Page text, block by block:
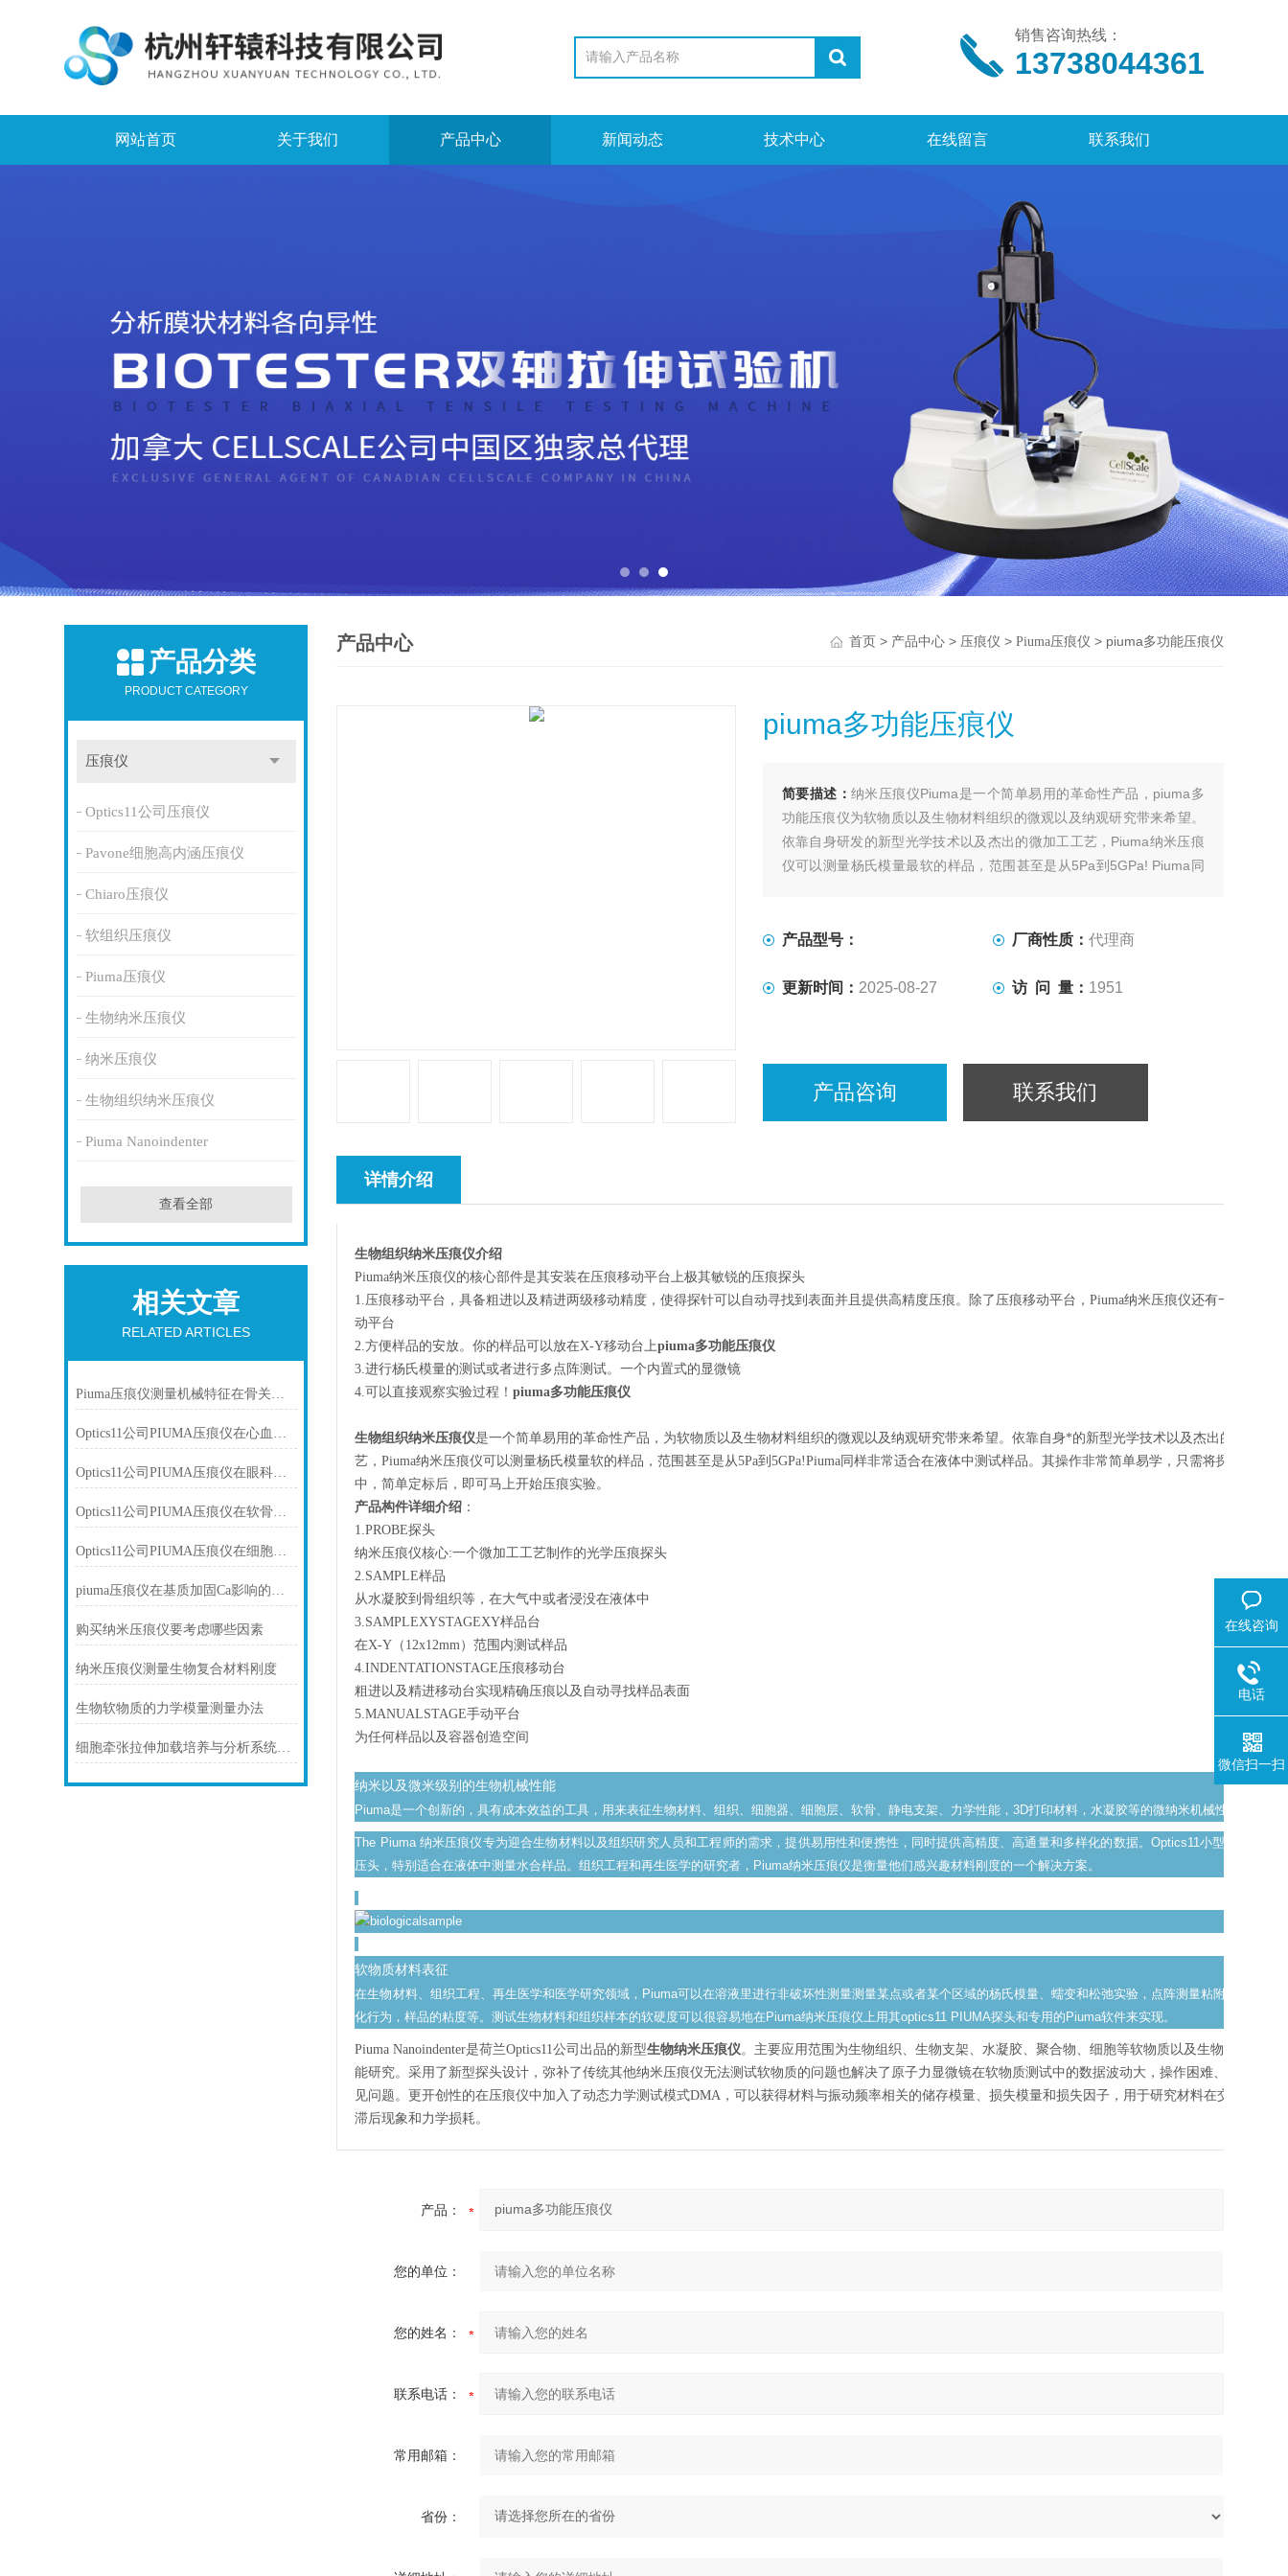
销售咨询热线：
13738044361
网站首页 关于我们 产品中心 新闻动态 技术中心 在线留言 联系我们
产品分类
PRODUCT CATEGORY
压痕仪
Optics11公司压痕仪
Pavone细胞高内涵压痕仪
Chiaro压痕仪
软组织压痕仪
Piuma压痕仪
生物纳米压痕仪
纳米压痕仪
生物组织纳米压痕仪
Piuma Nanoindenter
查看全部
相关文章
RELATED ARTICLES
Piuma压痕仪测量机械特征在骨关节炎、纤维化和癌症的诊断中发挥作用。
Optics11公司PIUMA压痕仪在心血管研究中的应用
Optics11公司PIUMA压痕仪在眼科学研究中的应用
Optics11公司PIUMA压痕仪在软骨研究中的应用
Optics11公司PIUMA压痕仪在细胞研究中的应用
piuma压痕仪在基质加固Ca影响的体外模型分离的大鼠心肌细胞肌脂肪
购买纳米压痕仪要考虑哪些因素
纳米压痕仪测量生物复合材料刚度
生物软物质的力学模量测量办法
细胞牵张拉伸加载培养与分析系统与三维细胞（组织）牵引拉伸加载培养与分析
产品中心 首页> 产品中心> 压痕仪 > Piuma压痕仪 > piuma多功能压痕仪
piuma多功能压痕仪
简要描述： 纳米压痕仪Piuma是一个简单易用的革命性产品，piuma多
功能压痕仪为软物质以及生物材料组织的微观以及纳观研究带来希望。
依靠自身研发的新型光学技术以及杰出的微加工工艺，Piuma纳米压痕
仪可以测量杨氏模量最软的样品，范围甚至是从5Pa到5GPa! Piuma同
产品型号： 厂商性质：代理商
更新时间： 2025-08-27 访 问 量： 1951
产品咨询 联系我们
详情介绍
生物组织纳米压痕仪介绍
Piuma纳米压痕仪的核心部件是其安装在压痕移动平台上极其敏锐的压痕探头
1.压痕移动平台，具备粗进以及精进两级移动精度，使得探针可以自动寻找到表面并且提供高精度压痕。除了压痕移动平台，Piuma纳米压痕仪还有一个手动
动平台
2.方便样品的安放。你的样品可以放在X-Y移动台上piuma多功能压痕仪
3.进行杨氏模量的测试或者进行多点阵测试。一个内置式的显微镜
4.可以直接观察实验过程！piuma多功能压痕仪
生物组织纳米压痕仪是一个简单易用的革命性产品，为软物质以及生物材料组织的微观以及纳观研究带来希望。依靠自身*的新型光学技术以及杰出的微加工工
艺，Piuma纳米压痕仪可以测量杨氏模量软的样品，范围甚至是从5Pa到5GPa!Piuma同样非常适合在液体中测试样品。其操作非常简单易学，只需将探头插入仪
中，简单定标后，即可马上开始压痕实验。
产品构件详细介绍 ：
1.PROBE探头
纳米压痕仪核心:一个微加工工艺制作的光学压痕探头
2.SAMPLE样品
从水凝胶到骨组织等，在大气中或者浸没在液体中
3.SAMPLEXYSTAGEXY样品台
在X-Y（12x12mm）范围内测试样品
4.INDENTATIONSTAGE压痕移动台
粗进以及精进移动台实现精确压痕以及自动寻找样品表面
5.MANUALSTAGE手动平台
为任何样品以及容器创造空间
纳米以及微米级别的生物机械性能
Piuma是一个创新的，具有成本效益的工具，用来表征生物材料、组织、细胞器、细胞层、软骨、静电支架、力学性能，3D打印材料，水凝胶等的微纳米机械性能。
The Piuma 纳米压痕仪专为迎合生物材料以及组织研究人员和工程师的需求，提供易用性和便携性，同时提供高精度、高通量和多样化的数据。Optics11小型化的玻璃
压头，特别适合在液体中测量水合样品。组织工程和再生医学的研究者，Piuma纳米压痕仪是衡量他们感兴趣材料刚度的一个解决方案。
软物质材料表征
在生物材料、组织工程、再生医学和医学研究领域，Piuma可以在溶液里进行非破坏性测量测量某点或者某个区域的杨氏模量、蠕变和松弛实验，点阵测量粘附力，描述
化行为，样品的粘度等。测试生物材料和组织样本的软硬度可以很容易地在Piuma纳米压痕仪上用其optics11 PIUMA探头和专用的Piuma软件来实现。
Piuma Nanoindenter是荷兰Optics11公司出品的新型生物纳米压痕仪。主要应用范围为生物组织、生物支架、水凝胶、聚合物、细胞等软物质以及生物材料的机
能研究。采用了新型探头设计，弥补了传统其他纳米压痕仪无法测试软物质的问题也解决了原子力显微镜在软物质测试中的数据波动大，操作困难、制样严苛
见问题。更开创性的在压痕仪中加入了动态力学测试模式DMA，可以获得材料与振动频率相关的储存模量、损失模量和损失因子，用于研究材料在交变力作用
滞后现象和力学损耗。
产品：
您的单位：
您的姓名：
联系电话：
常用邮箱：
省份：
在线咨询
电话
微信扫一扫